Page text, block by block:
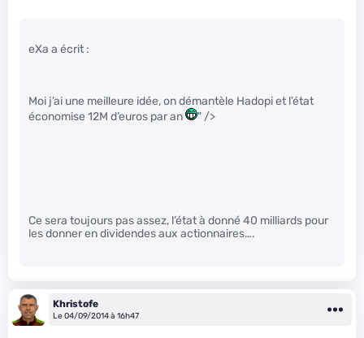
eXa a écrit :
Moi j’ai une meilleure idée, on démantèle Hadopi et l’état
économise 12M d’euros par an
" />
Ce sera toujours pas assez, l’état à donné 40 milliards pour
les donner en dividendes aux actionnaires….
Khristofe
Le 04/09/2014 à 16h47